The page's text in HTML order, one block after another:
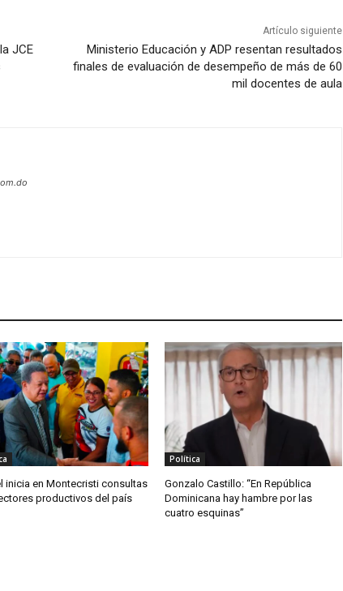
JCE
Artículo siguiente
Ministerio Educación y ADP resentan resultados
finales de evaluación de desempeño de más de 60
mil docentes de aula
inicia en Montecristi consultas
productivos del país
Política
Gonzalo Castillo: “En República
Dominicana hay hambre por las
cuatro esquinas”